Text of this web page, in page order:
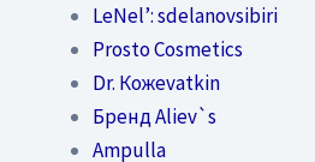
LeNel’: sdelanovsibiri
Prosto Cosmetics
Dr. Кожеvatkin
Бренд Aliev`s
Ampulla